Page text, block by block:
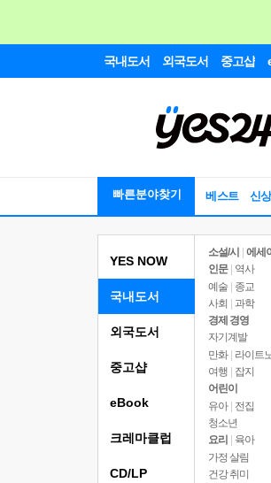
국내도서 외국도서 중고샵
빠른분야찾기 베스트 신
YES NOW
국내도서
소설/시
에세이
인문
역사
예술 | 종교
사회 | 과학
경제 경영
자기계발
만화 | 라이트
여행
잡지
어린이
유아 | 전집
청소년
요리
육아
가정 살림
건강 취미
외국도서
중고샵
eBook
크레마클럽
CD/LP